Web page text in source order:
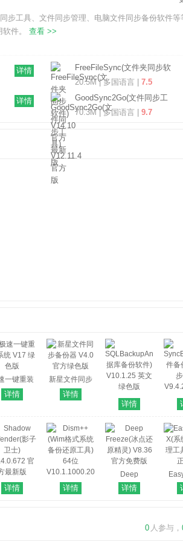
步工具、文件同步管理、电脑文件同步备份软件等
件。 查看 >>
详情
FreeFileSync(文件夹同步软
件) V14.10 官方最新版
20.5M | 多国语言 |7.5
详情
GoodSync2Go(文件同步工
具) V12.11.4 官方版
70.3M | 多国语言 |9.7
一键重装
V17 绿色
版
详情
新星文件同步
备份器 V4.0 官
方绿色版
详情
SQLBackupAndFTP(数
据库备份软件)
V10.1.25 英文
绿色版
详情
件备
Shadow
影子
详情
Dism++(Wim
详情
Deep
Freeze(冰点还
原精灵) V8.36
详情
X(
理工
0 人参与，